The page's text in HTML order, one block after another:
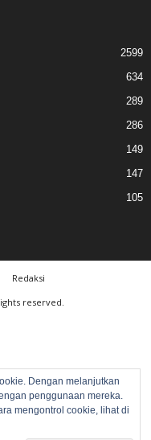
2599
634
289
286
149
147
105
Redaksi
reserved.
Dengan melanjutkan
penggunaan mereka.
mengontrol cookie, lihat di